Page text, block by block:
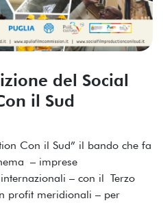
del Social
il Sud
Con il Sud” il bando che fa
– imprese
– con il Terzo
profit meridionali – per